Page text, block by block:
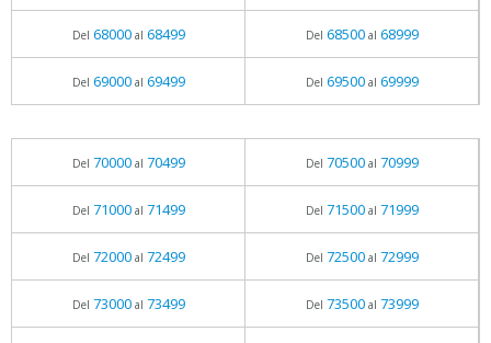
Del 68000al 68499 Del 68500al 68999
Del 69000al 69499 Del 69500al 69999
Del 70000al 70499 Del 70500al 70999
Del 71000al 71499 Del 71500al 71999
Del 72000al 72499 Del 72500al 72999
Del 73000al 73499 Del 73500al 73999